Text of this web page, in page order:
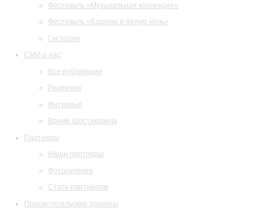
Фестиваль «Музыкальная коллекция»
Фестиваль «Барокко в белую ночь»
Гастроли
СМИ о нас
Все публикации
Рецензии
Интервью
Время Шостаковича
Партнеры
Наши партнеры
Фотогалерея
Стать партнером
Просветительские проекты